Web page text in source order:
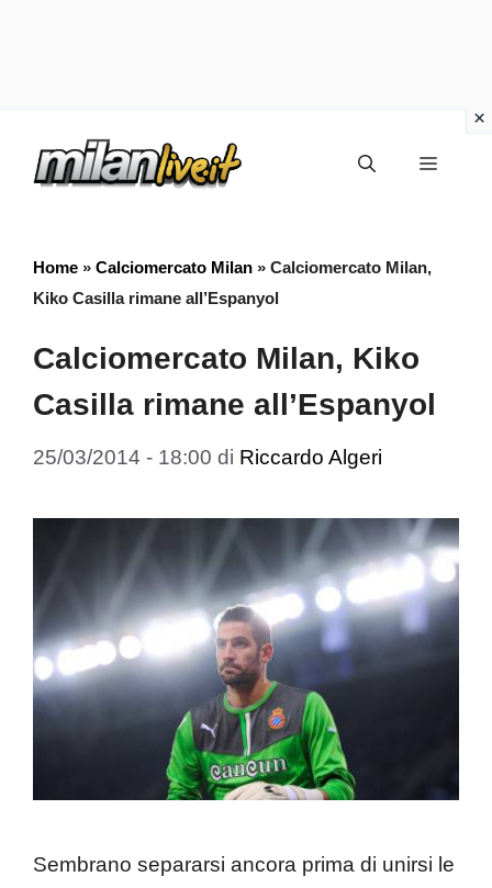
Menu
Home » Calciomercato Milan » Calciomercato Milan,
Kiko Casilla rimane all’Espanyol
Calciomercato Milan, Kiko
Casilla rimane all’Espanyol
25/03/2014 - 18:00 di Riccardo Algeri
Sembrano separarsi ancora prima di unirsi le